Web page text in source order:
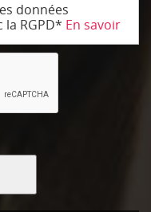
données
RGPD* En savoir